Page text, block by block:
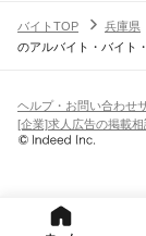
兵庫県すべて
神戸市 すべて
西脇市宝塚市三
丹波市南あわじ
神崎郡揖保郡
駅を追加・変更
JR神戸線(神戸～姫
神戸駅 兵庫駅
JR山陽本線(姫路～
姫路駅英賀保駅 は
職種を追加・変更
飲食・フードサービ
ホールスタッフキッ
パン屋（ベーカリー
営業テレフォンアポ
フードカウンター販
人気
日払いOK高校生歓迎
シフト
土日祝のみOK
平日
雇用形態を追加・変
派遣社員
業務委託
バイトTOP
兵庫県
のアルバイト・バイト
ヘルプ・お問い合わせ
[企業]求人広告の掲載相